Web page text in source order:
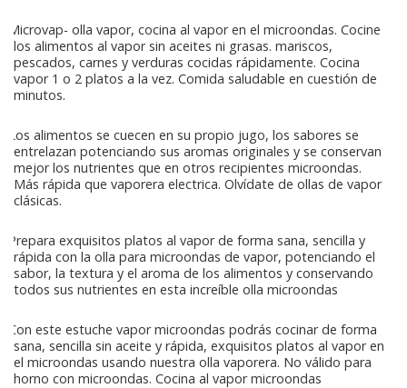
Microvap- olla vapor, cocina al vapor en el microondas. Cocine
los alimentos al vapor sin aceites ni grasas. mariscos,
pescados, carnes y verduras cocidas rápidamente. Cocina
vapor 1 o 2 platos a la vez. Comida saludable en cuestión de
minutos.
Los alimentos se cuecen en su propio jugo, los sabores se
entrelazan potenciando sus aromas originales y se conservan
mejor los nutrientes que en otros recipientes microondas.
Más rápida que vaporera electrica. Olvídate de ollas de vapor
clásicas.
Prepara exquisitos platos al vapor de forma sana, sencilla y
rápida con la olla para microondas de vapor, potenciando el
sabor, la textura y el aroma de los alimentos y conservando
todos sus nutrientes en esta increíble olla microondas
Con este estuche vapor microondas podrás cocinar de forma
sana, sencilla sin aceite y rápida, exquisitos platos al vapor en
el microondas usando nuestra olla vaporera. No válido para
horno con microondas. Cocina al vapor microondas